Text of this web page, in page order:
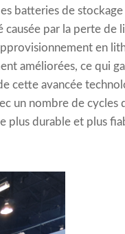
batteries de
par la perte de
en
améliorées, ce qui
cette avancée
un nombre de cycles
plus durable et plus